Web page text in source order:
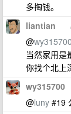
多掏钱。
liantian
@wy315700
当然家用是
你找个北上
wy315700
@luny #19